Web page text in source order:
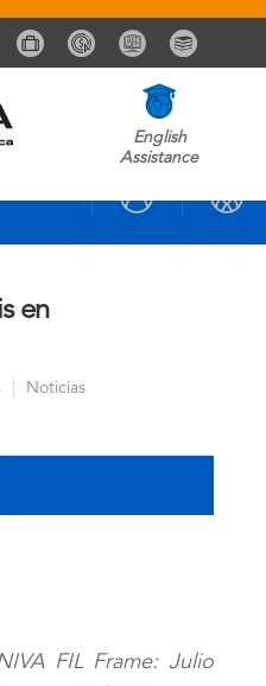
English
Assistance
en
Noticias
FIL Frame: Julio